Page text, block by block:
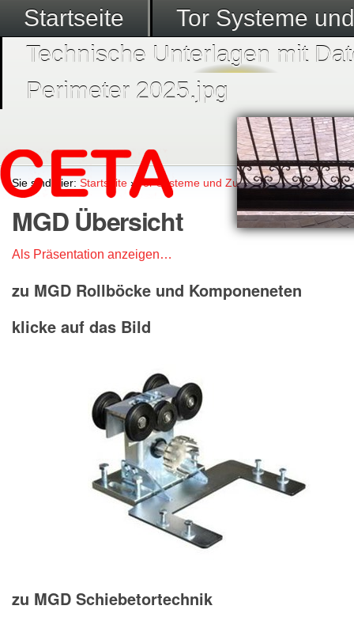
Startseite
Tor Systeme
Technische Unterlagen mit
Perimeter 2025.jpg
Sie sind hier: Startseite › Tor Systeme und Zubehör ›Megadoor
MGD Übersicht
Als Präsentation anzeigen…
zu MGD Rollböcke und Komponeneten
klicke auf das Bild
zu MGD Schiebetortechnik